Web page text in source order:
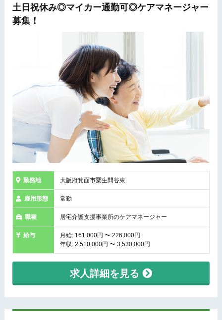
土日祝休み◎マイカー通勤可◎ケアマネージャー
募集！
勤務地 大阪府箕面市粟生間谷東
雇用形態 常勤
職種 居宅介護支援事業所のケアマネージャー
給与
月給: 161,000円 〜 226,000円
年収: 2,510,000円 〜 3,530,000円
求人詳細を見る